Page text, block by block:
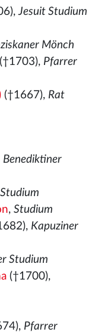
Jesuit Studium
Mönch
Pfarrer
(†1667), Rat
Benediktiner
Studium
, Studium
Kapuziner
Studium
(†1700),
Pfarrer